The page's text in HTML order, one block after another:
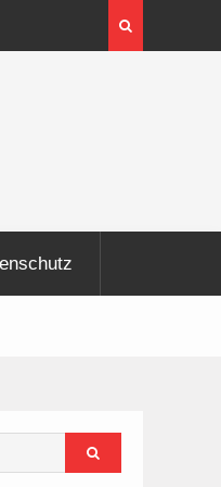
Technologien für die